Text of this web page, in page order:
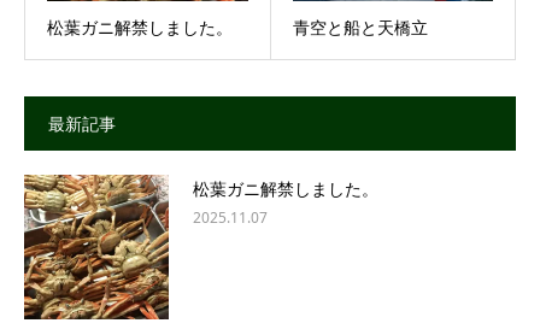
松葉ガニ解禁しました。 青空と船と天橋立
最新記事
松葉ガニ解禁しました。
2025.11.07